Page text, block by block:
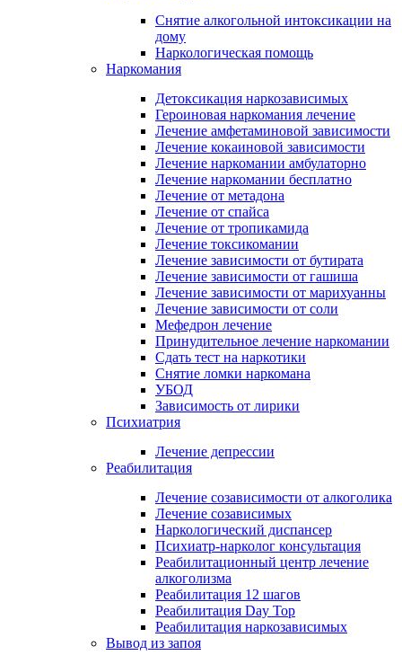
Снятие алкогольной интоксикации на
дому
Наркологическая помощь
Наркомания
Детоксикация наркозависимых
Героиновая наркомания лечение
Лечение амфетаминовой зависимости
Лечение кокаиновой зависимости
Лечение наркомании амбулаторно
Лечение наркомании бесплатно
Лечение от метадона
Лечение от спайса
Лечение от тропикамида
Лечение токсикомании
Лечение зависимости от бутирата
Лечение зависимости от гашиша
Лечение зависимости от марихуанны
Лечение зависимости от соли
Мефедрон лечение
Принудительное лечение наркомании
Сдать тест на наркотики
Снятие ломки наркомана
УБОД
Зависимость от лирики
Психиатрия
Лечение депрессии
Реабилитация
Лечение созависимости от алкоголика
Лечение созависимых
Наркологический диспансер
Психиатр-нарколог консультация
Реабилитационный центр лечение
алкоголизма
Реабилитация 12 шагов
Реабилитация Day Top
Реабилитация наркозависимых
Вывод из запоя